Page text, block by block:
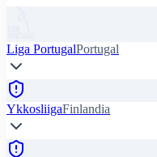
Liga PortugalPortugal
YkkosliigaFinlandia